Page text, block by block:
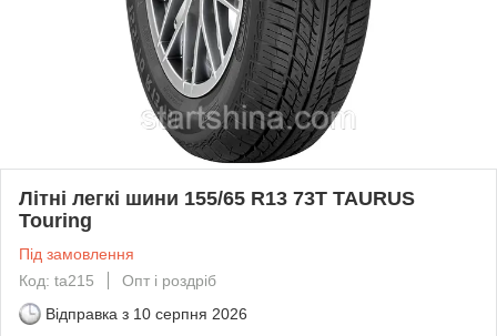
Літні легкі шини 155/65 R13 73T TAURUS
Touring
Під замовлення
Код: ta215
Опт і роздріб
Відправка з 10 серпня 2026